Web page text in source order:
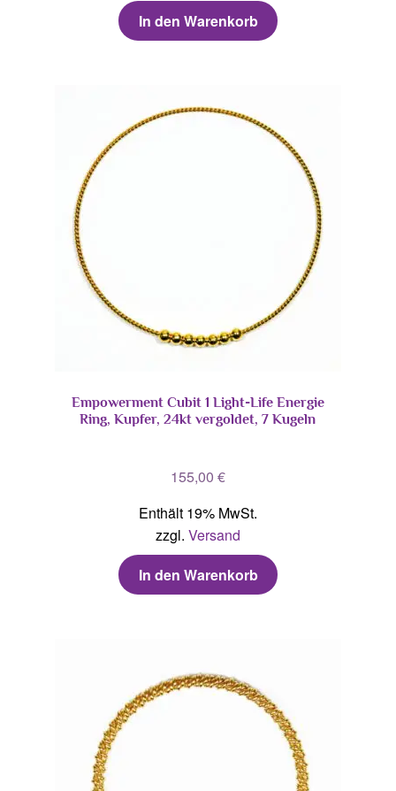
In den Warenkorb
Empowerment Cubit 1 Light-Life Energie
Ring, Kupfer, 24kt vergoldet, 7 Kugeln
155,00 €
Enthält 19% MwSt.
zzgl. Versand
In den Warenkorb